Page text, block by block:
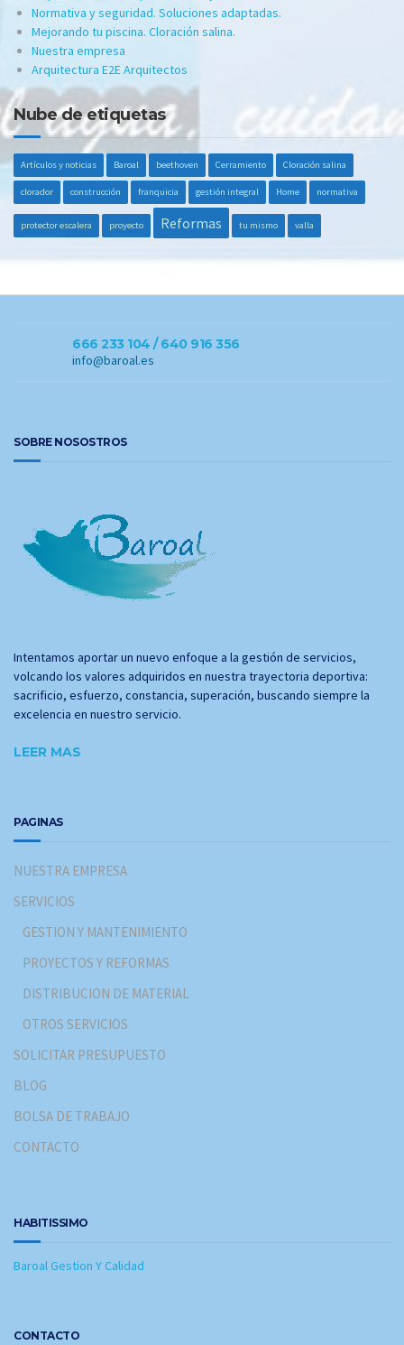
Normativa y seguridad. Soluciones adaptadas.
Mejorando tu piscina. Cloración salina.
Nuestra empresa
Arquitectura E2E Arquitectos
Nube de etiquetas
Artículos y noticias Baroal beethoven Cerramiento Cloración salina
clorador construcción franquicia gestión integral Home normativa
protector escalera proyecto Reformas tu mismo valla
666 233 104 / 640 916 356
info@baroal.es
SOBRE NOSOSTROS
Intentamos aportar un nuevo enfoque a la gestión de servicios,
volcando los valores adquiridos en nuestra trayectoria deportiva:
sacrificio, esfuerzo, constancia, superación, buscando siempre la
excelencia en nuestro servicio.
LEER MAS
PAGINAS
NUESTRA EMPRESA
SERVICIOS
GESTION Y MANTENIMIENTO
PROYECTOS Y REFORMAS
DISTRIBUCION DE MATERIAL
OTROS SERVICIOS
SOLICITAR PRESUPUESTO
BLOG
BOLSA DE TRABAJO
CONTACTO
HABITISSIMO
Baroal Gestion Y Calidad
CONTACTO